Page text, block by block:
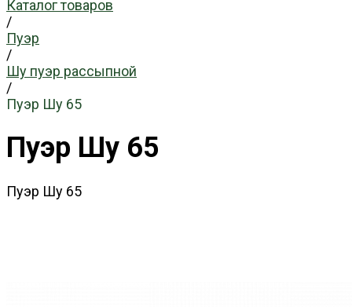
Каталог товаров
/
Пуэр
/
Шу пуэр рассыпной
/
Пуэр Шу 65
Пуэр Шу 65
Пуэр Шу 65